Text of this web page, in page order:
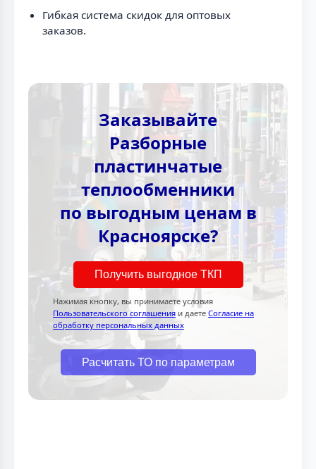
Гибкая система скидок для оптовых
заказов.
Заказывайте
Разборные
пластинчатые
теплообменники
по выгодным ценам в
Красноярске?
Получить выгодное ТКП
Нажимая кнопку, вы принимаете условия
Пользовательского соглашения и даете Согласие на
обработку персональных данных
Расчитать ТО по параметрам